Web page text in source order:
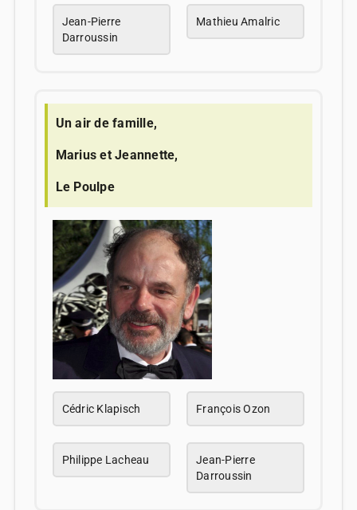
Jean-Pierre
Darroussin
Mathieu Amalric
Un air de famille,
Marius et Jeannette,
Le Poulpe
Cédric Klapisch François Ozon
Philippe Lacheau
Jean-Pierre
Darroussin